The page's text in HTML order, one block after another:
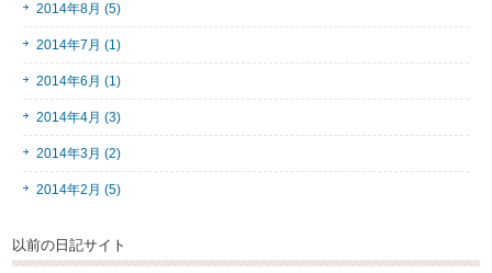
2014年8月 (5)
2014年7月 (1)
2014年6月 (1)
2014年4月 (3)
2014年3月 (2)
2014年2月 (5)
以前の日記サイト